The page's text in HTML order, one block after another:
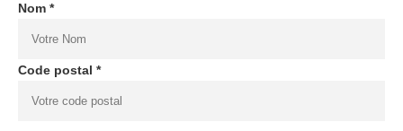
Nom *
Code postal *